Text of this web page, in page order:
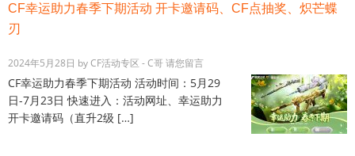
CF幸运助力春季下期活动 开卡邀请码、CF点抽奖、炽芒蝶
刃
2024年5月28日 byCF活动专区 - C哥请您留言
CF幸运助力春季下期活动 活动时间：5月29
日-7月23日 快速进入：活动网址、幸运助力
开卡邀请码（直升2级 […]